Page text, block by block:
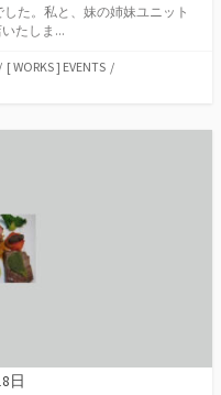
た。私と、妹の姉妹ユニット
たしま...
/ [ WORKS ] EVENTS /
日